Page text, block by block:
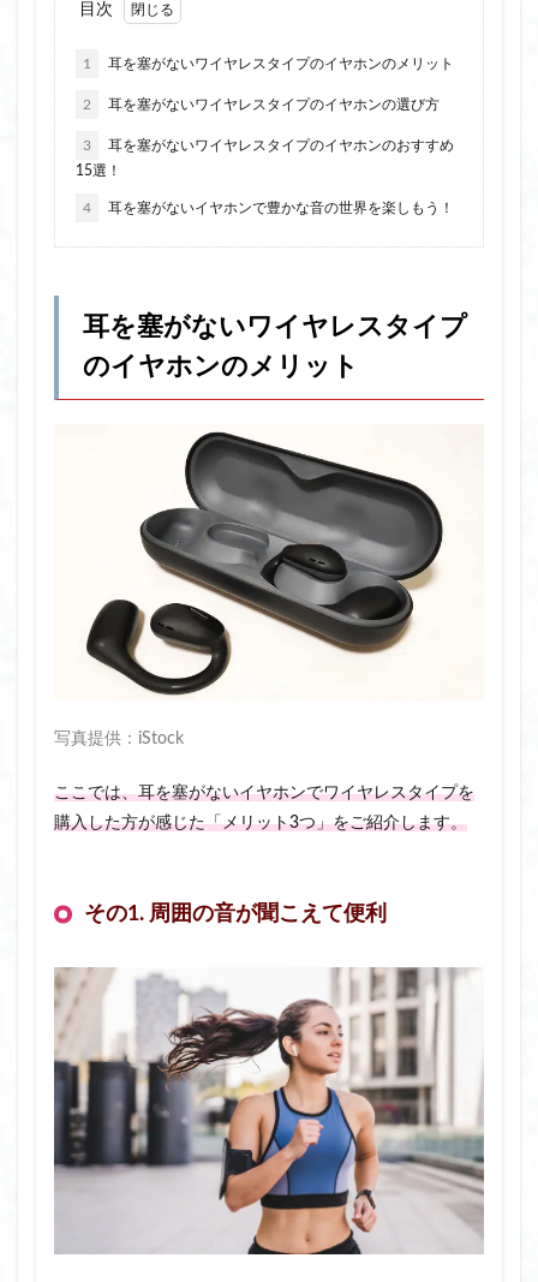
目次
1 耳を塞がないワイヤレスタイプのイヤホンのメリット
2 耳を塞がないワイヤレスタイプのイヤホンの選び方
3
耳を塞がないワイヤレスタイプのイヤホンのおすすめ
15選！
4 耳を塞がないイヤホンで豊かな音の世界を楽しもう！
耳を塞がないワイヤレスタイプ
のイヤホンのメリット
写真提供：iStock
ここでは、耳を塞がないイヤホンでワイヤレスタイプを
購入した方が感じた「メリット3つ」をご紹介します。
その1. 周囲の音が聞こえて便利